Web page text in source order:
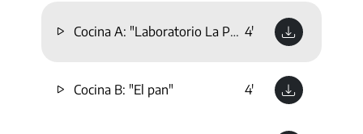
Cocina A: "Laboratorio La Parrilla" 4'
Cocina B: "El pan" 4'